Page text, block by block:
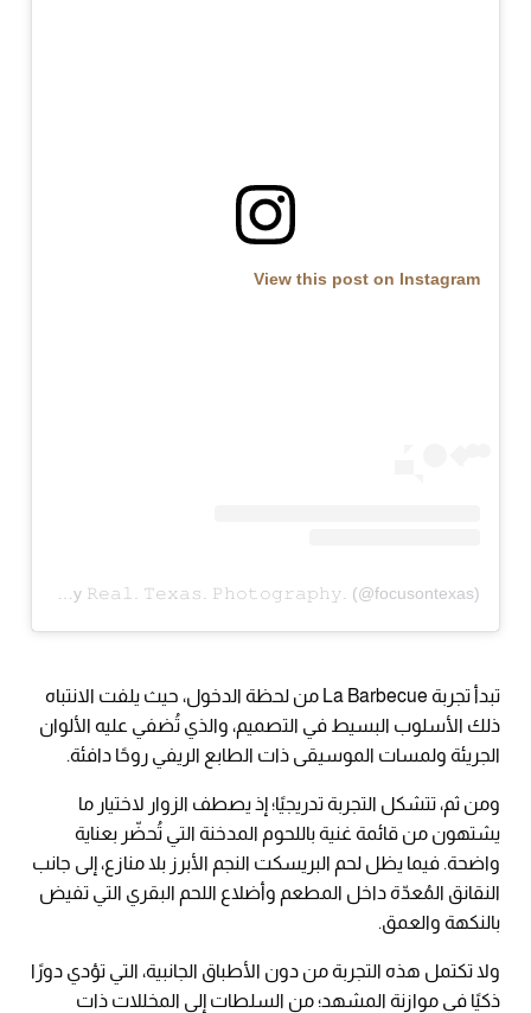
View this post on Instagram
A post shared by 𝚁𝚎𝚊𝚕. 𝚃𝚎𝚡𝚊𝚜. 𝙿𝚑𝚘𝚝𝚘𝚐𝚛𝚊𝚙𝚑𝚢. (@focusontexas)
تبدأ تجربة La Barbecue من لحظة الدخول، حيث يلفت الانتباه
ذلك الأسلوب البسيط في التصميم، والذي تُضفي عليه الألوان
الجريئة ولمسات الموسيقى ذات الطابع الريفي روحًا دافئة.
ومن ثم، تتشكل التجربة تدريجيًا؛ إذ يصطف الزوار لاختيار ما
يشتهون من قائمة غنية باللحوم المدخنة التي تُحضّر بعناية
واضحة. فيما يظل لحم البريسكت النجم الأبرز بلا منازع، إلى جانب
النقانق المُعدّة داخل المطعم وأضلاع اللحم البقري التي تفيض
بالنكهة والعمق.
ولا تكتمل هذه التجربة من دون الأطباق الجانبية، التي تؤدي دورًا
ذكيًا في موازنة المشهد؛ من السلطات إلى المخللات ذات